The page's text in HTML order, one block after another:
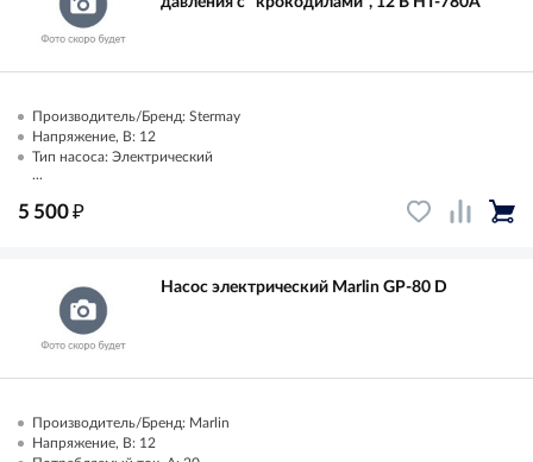
Производитель/Бренд: Stermay
Напряжение, В: 12
Тип насоса: Электрический
...
5 500₽
Насос электрический Marlin GP-80 D
Производитель/Бренд: Marlin
Напряжение, В: 12